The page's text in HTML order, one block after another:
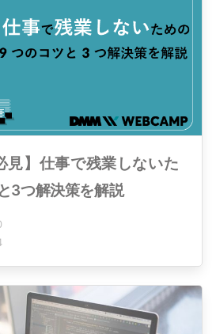
見】仕事で残業しないた
3つ解決策を解説